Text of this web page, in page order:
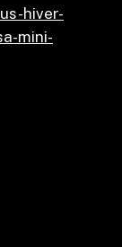
hiver-
mini-